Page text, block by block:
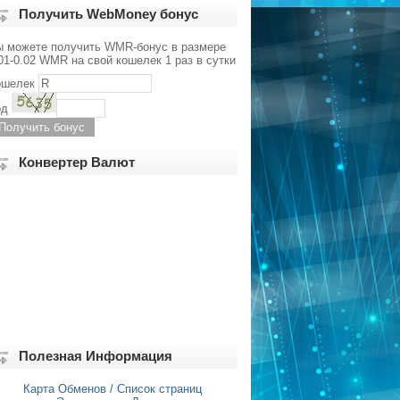
Получить WebMoney бонус
можете получить WMR-бонус в размере
0.02 WMR на свой кошелек 1 раз в сутки
Конвертер Валют
Полезная Информация
Карта Обменов / Список страниц